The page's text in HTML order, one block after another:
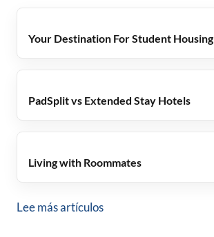
Your Destination For Student Housing
PadSplit vs Extended Stay Hotels
Living with Roommates
Lee más artículos